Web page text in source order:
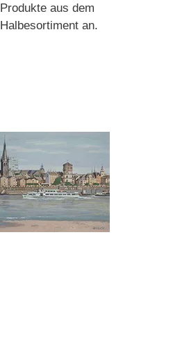
Produkte aus dem
Halbesortiment an.